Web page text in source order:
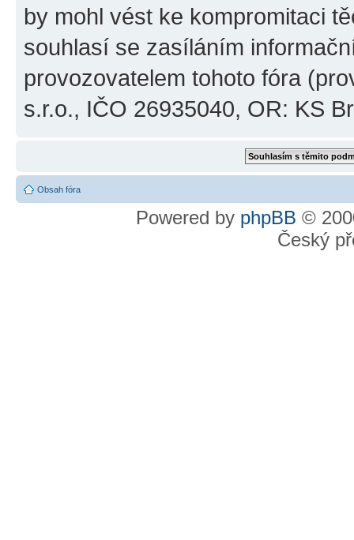
by mohl vést ke kompromitaci
souhlasí se zasíláním
provozovatelem tohoto fóra
s.r.o., IČO 26935040, OR: KS
Obsah fóra
Powered by phpBB ©
Český